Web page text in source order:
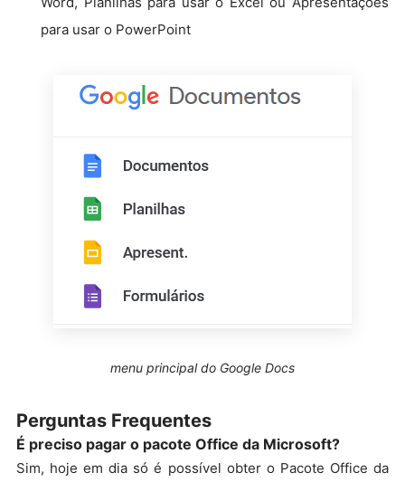
para usar o PowerPoint
menu principal do Google Docs
Perguntas Frequentes
É preciso pagar o pacote Office da Microsoft?
Sim, hoje em dia só é possível obter o Pacote Office da